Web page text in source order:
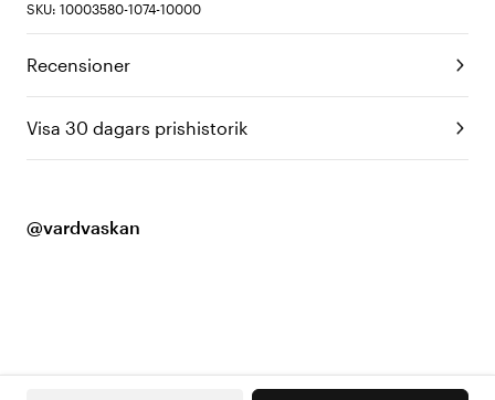
SKU: 10003580-1074-10000
Recensioner
Visa 30 dagars prishistorik
@vardvaskan